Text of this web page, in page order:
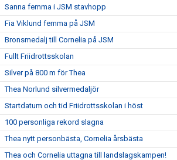
Sanna femma i JSM stavhopp
Fia Viklund femma på JSM
Bronsmedalj till Cornelia på JSM
Fullt Friidrottsskolan
Silver på 800 m för Thea
Thea Norlund silvermedaljör
Startdatum och tid Friidrottsskolan i höst
100 personliga rekord slagna
Thea nytt personbästa, Cornelia årsbästa
Thea och Cornelia uttagna till landslagskampen!